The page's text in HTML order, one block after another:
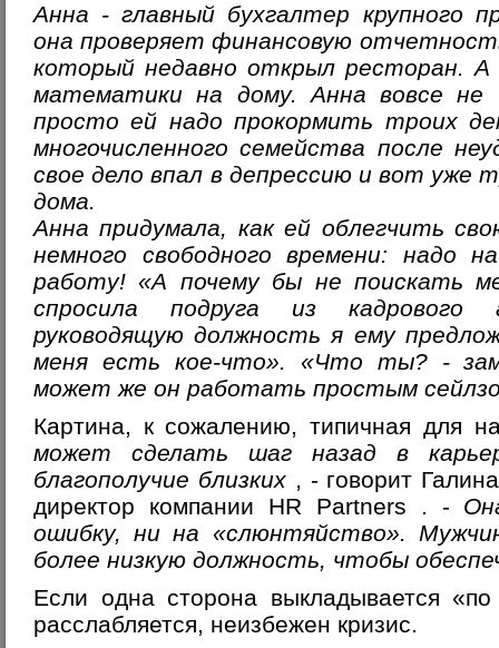
Анна - главный бухгалтер крупного
она проверяет финансовую
который недавно открыл ресторан.
математики на дому. Анна вовсе не
просто ей надо прокормить троих
многочисленного семейства после
свое дело впал в депрессию и вот уже
дома.
Анна придумала, как ей облегчить
немного свободного времени: надо
работу! «А почему бы не поискать
спросила подруга из кадрового
руководящую должность я ему
меня есть кое-что». «Что ты? -
может же он работать простым
Картина, к сожалению, типичная для
может сделать шаг назад в
благополучие близких , - говорит
директор компании HR Partners
. -
ошибку, ни на «слюнтяйство».
более низкую должность, чтобы
Если одна сторона выкладывается
расслабляется, неизбежен кризис.